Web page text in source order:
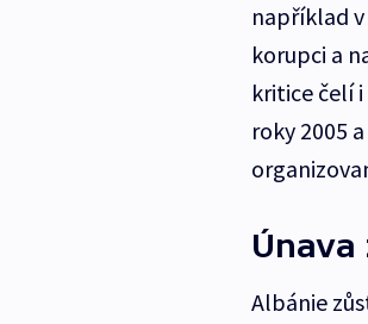
například
korupci a
kritice čelí
roky 2005
Albánie